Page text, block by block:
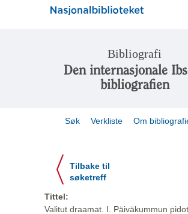
Bibliografi
Den internasjonale
bibliografien
Søk Verkliste Om
Tilbake til
søketreff
Tittel:
Valitut draamat. I. Päiväkummun